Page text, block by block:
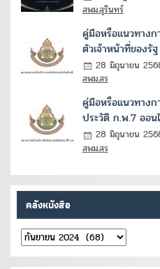
สพม.สุรินทร์
คู่มือหรือแนวทางก
ตัวเจ้าหน้าที่ของรัฐ
28 มิถุนายน
สพม.สร
คู่มือหรือแนวทางก
ประวัติ ก.พ.7 ออน
28 มิถุนายน
สพม.สร
คลังหนังสือ
คลัง
หนังสือ